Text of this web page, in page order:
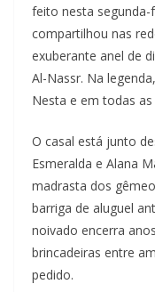
feito nesta segunda-
compartilhou nas
exuberante anel de
Al-Nassr. Na
Nesta e em todas as
O casal está junto
Esmeralda e Alana
madrasta dos
barriga de aluguel
noivado encerra
brincadeiras entre
pedido.